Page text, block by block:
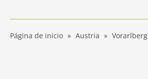
Página de inicio Austria Vorarlberg